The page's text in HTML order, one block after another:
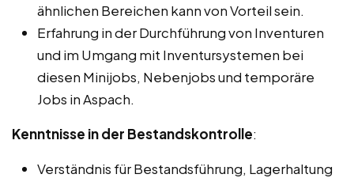
ähnlichen Bereichen kann von Vorteil sein.
Erfahrung in der Durchführung von Inventuren
und im Umgang mit Inventursystemen bei
diesen Minijobs, Nebenjobs und temporäre
Jobs in Aspach.
Kenntnisse in der Bestandskontrolle:
Verständnis für Bestandsführung, Lagerhaltung